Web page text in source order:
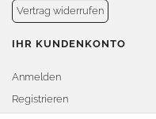
Vertrag widerrufen
IHR KUNDENKONTO
Anmelden
Registrieren